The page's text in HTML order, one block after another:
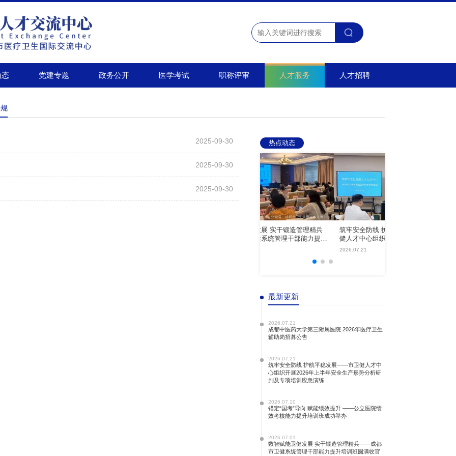
态 党建专题 政务公开 医学考试 职称评审 人才服务 人才招聘
2025-09-30
2025-09-30
2025-09-30
热点动态
——成都市卫健系统管理干部能力提升
筑牢安全防线 护航平稳发展——市卫
健人才中心组织开展2026年上半年安
全生产形势分析研判及专项培训应急演
最新更新
2026.07.21
成都中医药大学第三附属医院 2026年医疗卫生
辅助岗招募公告
2026.07.21
筑牢安全防线 护航平稳发展——市卫健人才中
心组织开展2026年上半年安全生产形势分析研
判及专项培训应急演练
2026.07.10
锚定“国考”导向 赋能绩效提升 ——公立医院绩
效考核能力提升培训班成功举办
2026.07.01
数智赋能卫健发展 实干锻造管理精兵——成都
市卫健系统管理干部能力提升培训班圆满收官